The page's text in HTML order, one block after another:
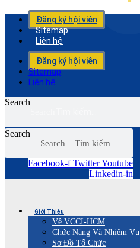
Đăng ký hội viên
Sitemap
Liên hệ
Đăng ký hội viên
Sitemap
Liên hệ
Search
Search
Search
Facebook-f TwitterYoutube
Linkedin-in
Giới Thiệu
Về VCCI-HCM
Chức Năng Và Nhiệm Vụ
Sơ Đồ Tổ Chức